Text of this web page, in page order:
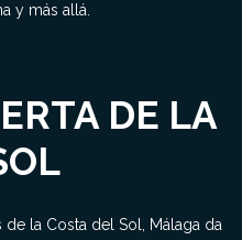
y más allá.
DE LA
de la Costa del Sol, Málaga da